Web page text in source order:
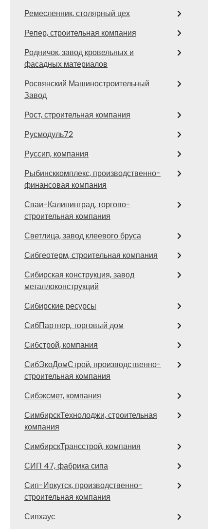
Ремесленник, столярный цех
Репер, строительная компания
Родничок, завод кровельных и
фасадных материалов
Росвянский Машиностроительный
Завод
Рост, строительная компания
Русмодуль72
Руссип, компания
Рыбинсккомплекс, производственно-
финансовая компания
Сваи-Калининград, торгово-
строительная компания
Светлица, завод клеевого бруса
Сибгеотерм, строительная компания
Сибирская конструкция, завод
металлоконструкций
Сибирские ресурсы
СибПартнер, торговый дом
Сибстрой, компания
СибЭкоДомСтрой, производственно-
строительная компания
Сибэксмет, компания
СимбирскТехнолоджи, строительная
компания
СимбирскТрансстрой, компания
СИП 47, фабрика сипа
Сип-Иркутск, производственно-
строительная компания
Сипхаус